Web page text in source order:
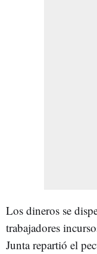
Los dineros se
trabajadores
Junta repartió el